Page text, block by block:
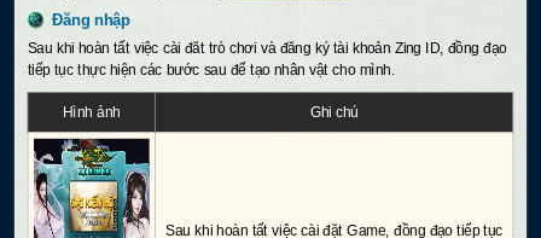
Đăng nhập
Sau khi hoàn tất việc cài đăt trò chơi và đăng ký tài khoản Zing ID, đồng đạo
tiếp tục thực hiện các bước sau để tạo nhân vật cho mình.
Hình ảnh Ghi chú
Sau khi hoàn tất việc cài đặt Game, đồng đạo tiếp tục